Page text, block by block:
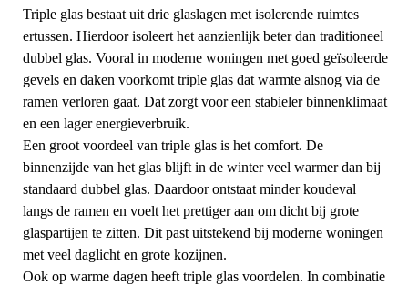
Triple glas bestaat uit drie glaslagen met isolerende ruimtes
ertussen. Hierdoor isoleert het aanzienlijk beter dan traditioneel
dubbel glas. Vooral in moderne woningen met goed geïsoleerde
gevels en daken voorkomt triple glas dat warmte alsnog via de
ramen verloren gaat. Dat zorgt voor een stabieler binnenklimaat
en een lager energieverbruik.
Een groot voordeel van triple glas is het comfort. De
binnenzijde van het glas blijft in de winter veel warmer dan bij
standaard dubbel glas. Daardoor ontstaat minder koudeval
langs de ramen en voelt het prettiger aan om dicht bij grote
glaspartijen te zitten. Dit past uitstekend bij moderne woningen
met veel daglicht en grote kozijnen.
Ook op warme dagen heeft triple glas voordelen. In combinatie